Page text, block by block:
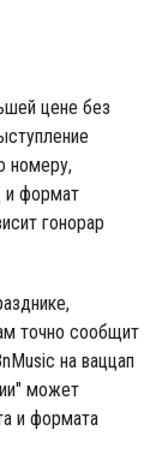
цене без
номеру,
и формат
гонорар
точно сообщит
на ваццап
может
и формата